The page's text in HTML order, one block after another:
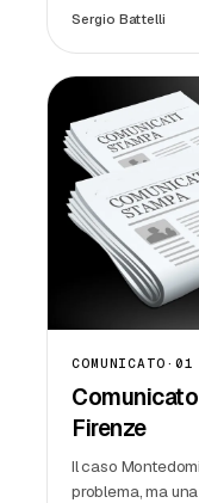
Sergio Battelli
COMUNICATO · 01
Firenze
Il caso
problema, ma